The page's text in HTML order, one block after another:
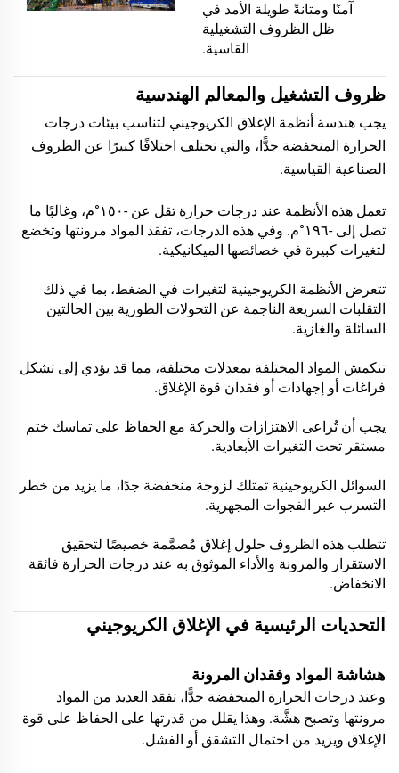
آمنًا ومتانةً طويلة الأمد في
ظل الظروف التشغيلية
القاسية.
ظروف التشغيل والمعالم الهندسية
يجب هندسة أنظمة الإغلاق الكريوجيني لتناسب بيئات درجات
الحرارة المنخفضة جدًّا، والتي تختلف اختلافًا كبيرًا عن الظروف
الصناعية القياسية.
تعمل هذه الأنظمة عند درجات حرارة تقل عن -١٥٠°م، وغالبًا ما
تصل إلى -١٩٦°م. وفي هذه الدرجات، تفقد المواد مرونتها وتخضع
لتغيرات كبيرة في خصائصها الميكانيكية.
تتعرض الأنظمة الكريوجينية لتغيرات في الضغط، بما في ذلك
التقلبات السريعة الناجمة عن التحولات الطورية بين الحالتين
السائلة والغازية.
تنكمش المواد المختلفة بمعدلات مختلفة، مما قد يؤدي إلى تشكل
فراغات أو إجهادات أو فقدان قوة الإغلاق.
يجب أن تُراعى الاهتزازات والحركة مع الحفاظ على تماسك ختم
مستقر تحت التغيرات الأبعادية.
السوائل الكريوجينية تمتلك لزوجة منخفضة جدًا، ما يزيد من خطر
التسرب عبر الفجوات المجهرية.
تتطلب هذه الظروف حلول إغلاق مُصمَّمة خصيصًا لتحقيق
الاستقرار والمرونة والأداء الموثوق به عند درجات الحرارة فائقة
الانخفاض.
التحديات الرئيسية في الإغلاق الكريوجيني
هشاشة المواد وفقدان المرونة
وعند درجات الحرارة المنخفضة جدًّا، تفقد العديد من المواد
مرونتها وتصبح هشَّة. وهذا يقلل من قدرتها على الحفاظ على قوة
الإغلاق ويزيد من احتمال التشقق أو الفشل.